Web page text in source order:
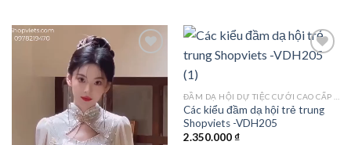
Add to
wishlist
Các kiểu đầm dạ hội trẻ trung
Shopviets -VDH205
2.350.000₫